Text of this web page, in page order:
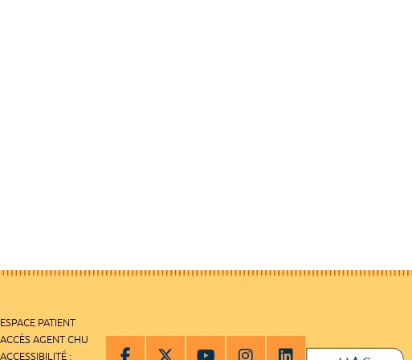
ESPACE PATIENT
ACCÈS AGENT CHU
ACCESSIBILITÉ :